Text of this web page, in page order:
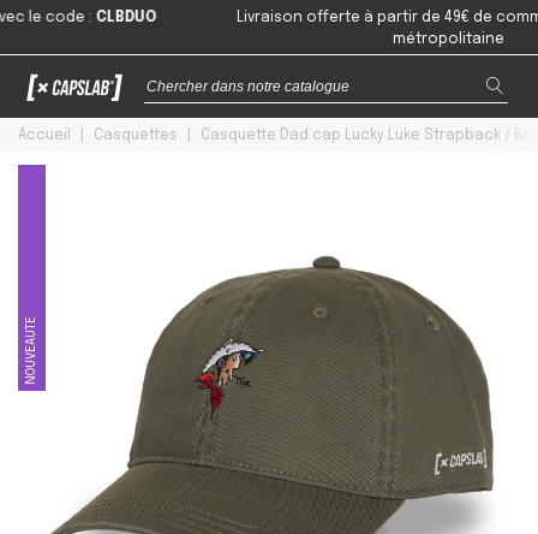
: CLBDUO
Livraison offerte à partir de 49€ de commande
métropolitaine
Accueil Casquettes Casquette Dad cap Lucky Luke Strapback /
NOUVEAUTE